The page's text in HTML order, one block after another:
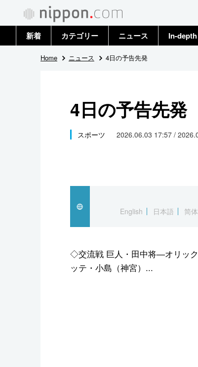
新着 カテゴリー
政治・外交
国際
科学・技術
暮らし
ニュース
トップ
In-depth
Home ニュース 4日の予告先発
4日の予告先発
スポーツ 2026.06.03 17:57 /
English
日本語 简
◇交流戦 巨人・田中将―オリッ
ッテ・小島（神宮）...